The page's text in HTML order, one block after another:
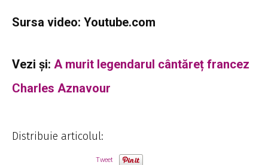
Sursa video: Youtube.com
Vezi şi: A murit legendarul cântăreț francez
Charles Aznavour
Distribuie articolul:
Tweet